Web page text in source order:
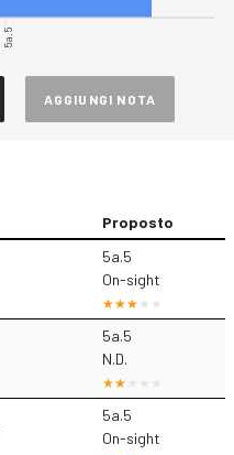
5a.5
AGGIUNGI NOTA
Proposto
5a.5
On-sight
5a.5
N.D.
5a.5
On-sight